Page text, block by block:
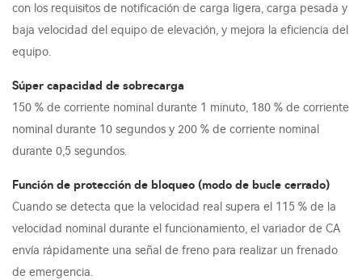
con los requisitos de notificación de carga ligera, carga pesada y
baja velocidad del equipo de elevación, y mejora la eficiencia del
equipo.
Súper capacidad de sobrecarga
150 % de corriente nominal durante 1 minuto, 180 % de corriente
nominal durante 10 segundos y 200 % de corriente nominal
durante 0,5 segundos.
Función de protección de bloqueo (modo de bucle cerrado)
Cuando se detecta que la velocidad real supera el 115 % de la
velocidad nominal durante el funcionamiento, el variador de CA
envía rápidamente una señal de freno para realizar un frenado
de emergencia.